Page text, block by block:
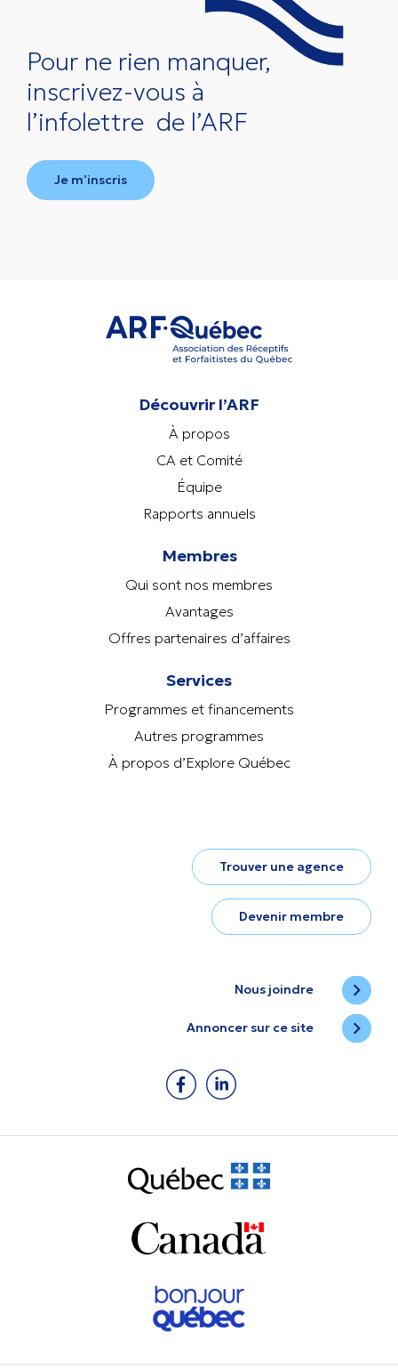
Pour ne rien manquer,
inscrivez-vous à
l’infolettre de l’ARF
Je m’inscris
Découvrir l’ARF
À propos
CA et Comité
Équipe
Rapports annuels
Membres
Qui sont nos membres
Avantages
Offres partenaires d’affaires
Services
Programmes et financements
Autres programmes
À propos d’Explore Québec
Trouver une agence
Devenir membre
Nous joindre
Annoncer sur ce site